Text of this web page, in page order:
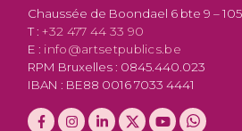
Chaussée de Boondael 6 bte 9 –
T :+32 477 44 33 90
E : info@artsetpublics.be
RPM Bruxelles : 0845.440.023
IBAN : BE88 0016 7033 4441